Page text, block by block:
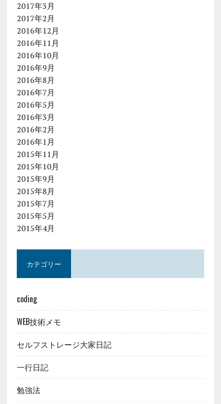
2017年3月
2017年2月
2016年12月
2016年11月
2016年10月
2016年9月
2016年8月
2016年7月
2016年5月
2016年3月
2016年2月
2016年1月
2015年11月
2015年10月
2015年9月
2015年8月
2015年7月
2015年5月
2015年4月
カテゴリー
coding
WEB技術メモ
セルフストレージ大家日記
一行日記
勉強法